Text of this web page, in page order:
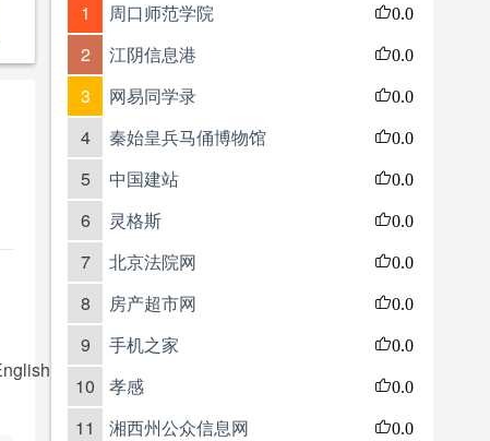
language skills. Whether you are a beginner or
1 周口师范学院 0.0
2 江阴信息港 0.0
3 网易同学录 0.0
4 秦始皇兵马俑博物馆 0.0
5 中国建站 0.0
6 灵格斯 0.0
7 北京法院网 0.0
8 房产超市网 0.0
9 手机之家 0.0
10 孝感 0.0
11 湘西州公众信息网 0.0